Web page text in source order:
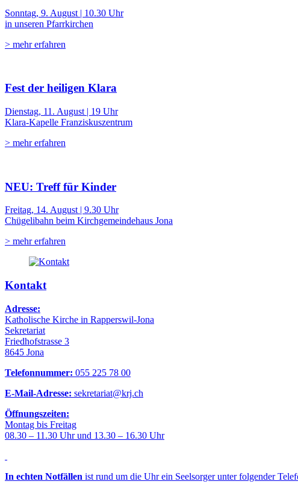
Sonntag, 9. August | 10.30 Uhr
in unseren Pfarrkirchen
> mehr erfahren
Fest der heiligen Klara
Dienstag, 11. August | 19 Uhr
Klara-Kapelle Franziskuszentrum
> mehr erfahren
NEU: Treff für Kinder
Freitag, 14. August | 9.30 Uhr
Chügelibahn beim Kirchgemeindehaus Jona
> mehr erfahren
Kontakt
Adresse:
Katholische Kirche in Rapperswil-Jona
Sekretariat
Friedhofstrasse 3
8645 Jona
Telefonnummer: 055 225 78 00
E-Mail-Adresse: sekretariat@krj.ch
Öffnungszeiten:
Montag bis Freitag
08.30 – 11.30 Uhr und 13.30 – 16.30 Uhr
In echten Notfällen ist rund um die Uhr ein Seelsorger unter folgender